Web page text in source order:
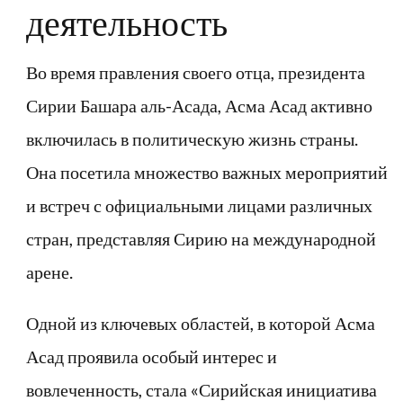
деятельность
Во время правления своего отца, президента
Сирии Башара аль-Асада, Асма Асад активно
включилась в политическую жизнь страны.
Она посетила множество важных мероприятий
и встреч с официальными лицами различных
стран, представляя Сирию на международной
арене.
Одной из ключевых областей, в которой Асма
Асад проявила особый интерес и
вовлеченность, стала «Сирийская инициатива